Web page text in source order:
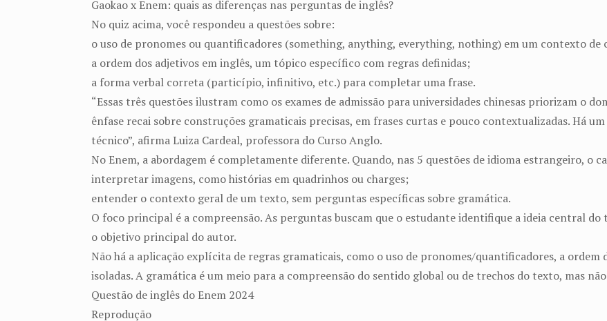
Gaokao x Enem: quais as diferenças nas perguntas de inglês?
No quiz acima, você respondeu a questões sobre:
o uso de pronomes ou quantificadores (something, anything, everything, nothing) em um contexto de
a ordem dos adjetivos em inglês, um tópico específico com regras definidas;
a forma verbal correta (particípio, infinitivo, etc.) para completar uma frase.
“Essas três questões ilustram como os exames de admissão para universidades chinesas priorizam o
ênfase recai sobre construções gramaticais precisas, em frases curtas e pouco contextualizadas. Há
técnico”, afirma Luiza Cardeal, professora do Curso Anglo.
No Enem, a abordagem é completamente diferente. Quando, nas 5 questões de idioma estrangeiro, o
interpretar imagens, como histórias em quadrinhos ou charges;
entender o contexto geral de um texto, sem perguntas específicas sobre gramática.
O foco principal é a compreensão. As perguntas buscam que o estudante identifique a ideia central
o objetivo principal do autor.
Não há a aplicação explícita de regras gramaticais, como o uso de pronomes/quantificadores, a ordem
isoladas. A gramática é um meio para a compreensão do sentido global ou de trechos do texto, mas
Questão de inglês do Enem 2024
Reprodução